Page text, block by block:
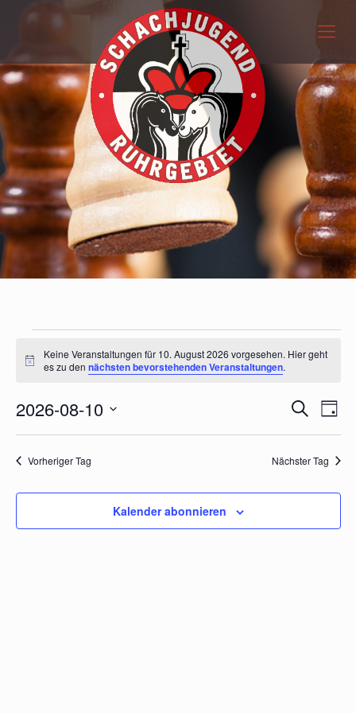
für
August
2026
Hinweis
Keine Veranstaltungen für 10. August 2026 vorgesehen. Hier geht
es zu dennächsten bevorstehenden Veranstaltungen.
Suche
und
Ansichten,
Navigation
Suche
Tag
2026-08-10
Vorheriger Tag Nächster Tag
Kalender abonnieren